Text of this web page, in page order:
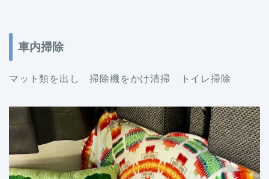
車内掃除
マット類を出し 掃除機をかけ清掃 トイレ掃除